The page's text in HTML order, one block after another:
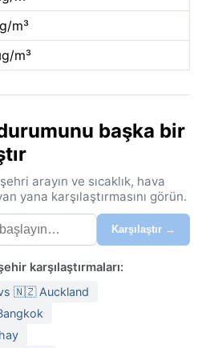
m³
m³
başka bir
arayın ve sıcaklık, hava
yana karşılaştırmasını görün.
Karşılaştır →
karşılaştırmaları:
🇳🇿 Auckland